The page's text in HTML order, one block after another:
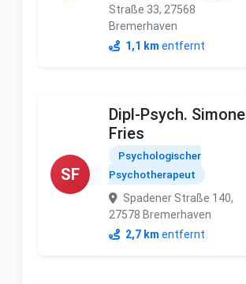
Straße 33, 27568
Bremerhaven
1,1 km entfernt
SF
Dipl-Psych. Simone
Fries
Psychologischer
Psychotherapeut
Spadener Straße 140,
27578 Bremerhaven
2,7 km entfernt